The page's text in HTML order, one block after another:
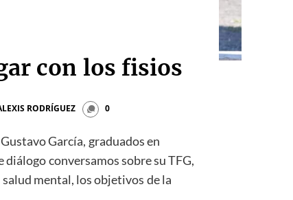
con los fisios
RODRÍGUEZ 0
García, graduados en
conversamos sobre su TFG,
mental, los objetivos de la